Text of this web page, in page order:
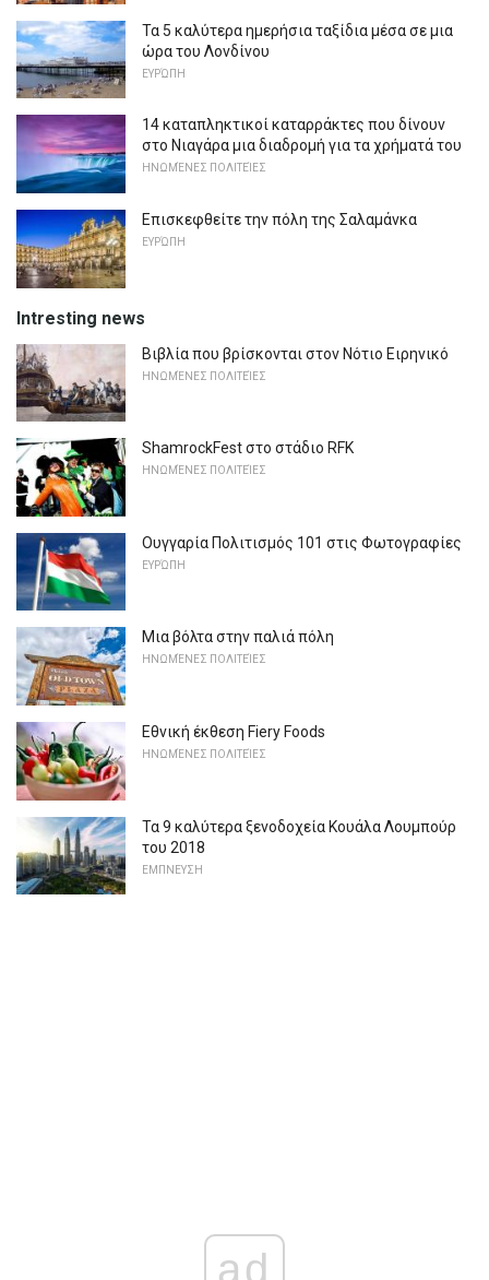
Τα 5 καλύτερα ημερήσια ταξίδια μέσα σε μια
ώρα του Λονδίνου
ΕΥΡΏΠΗ
14 καταπληκτικοί καταρράκτες που δίνουν
στο Νιαγάρα μια διαδρομή για τα χρήματά του
ΗΝΩΜΈΝΕΣ ΠΟΛΙΤΕΊΕΣ
Επισκεφθείτε την πόλη της Σαλαμάνκα
ΕΥΡΏΠΗ
Intresting news
Βιβλία που βρίσκονται στον Νότιο Ειρηνικό
ΗΝΩΜΈΝΕΣ ΠΟΛΙΤΕΊΕΣ
ShamrockFest στο στάδιο RFK
ΗΝΩΜΈΝΕΣ ΠΟΛΙΤΕΊΕΣ
Ουγγαρία Πολιτισμός 101 στις Φωτογραφίες
ΕΥΡΏΠΗ
Μια βόλτα στην παλιά πόλη
ΗΝΩΜΈΝΕΣ ΠΟΛΙΤΕΊΕΣ
Εθνική έκθεση Fiery Foods
ΗΝΩΜΈΝΕΣ ΠΟΛΙΤΕΊΕΣ
Τα 9 καλύτερα ξενοδοχεία Κουάλα Λουμπούρ
του 2018
ΕΜΠΝΕΥΣΗ
ad